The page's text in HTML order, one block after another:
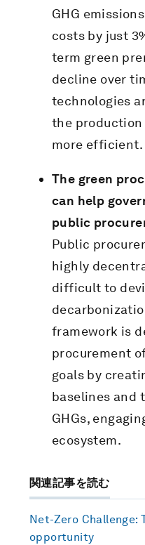
GHG
costs by just
term green
decline over
technologies
the
more efficient.
The green
can help
public
Public
highly
difficult to
framework is
procurement
goals by
baselines and
GHGs,
ecosystem.
関連記事を読む
Net-Zero Challenge:
opportunity